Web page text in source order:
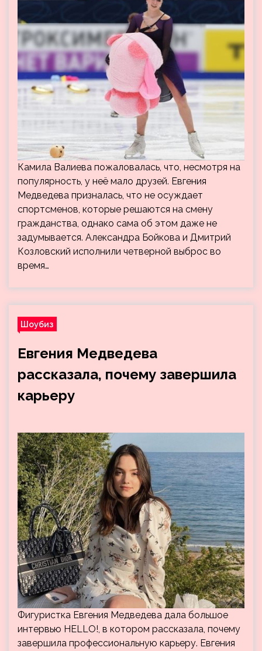
Камила Валиева пожаловалась, что, несмотря на
популярность, у неё мало друзей. Евгения
Медведева призналась, что не осуждает
спортсменов, которые решаются на смену
гражданства, однако сама об этом даже не
задумывается. Александра Бойкова и Дмитрий
Козловский исполнили четверной выброс во
время…
Шоубиз
Евгения Медведева
рассказала, почему завершила
карьеру
Фигуристка Евгения Медведева дала большое
интервью HELLO!, в котором рассказала, почему
завершила профессиональную карьеру. Евгения